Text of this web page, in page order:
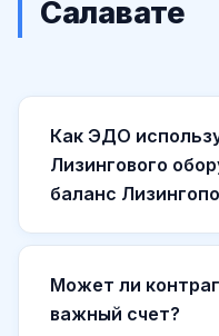
Салавате
Как ЭДО
Лизингового
баланс
Может ли
важный счет?